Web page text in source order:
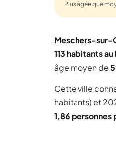
Plus âgée que
Meschers-sur-
113 habitants au
âge moyen de
Cette ville
habitants) et
1,86 personnes